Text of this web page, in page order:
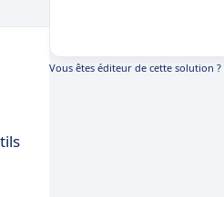
Vous êtes éditeur de cette solution ?